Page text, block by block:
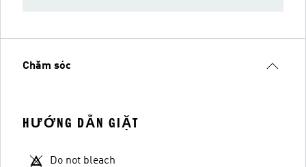
Chăm sóc
HƯỚNG DẪN GIẶT
Do not bleach